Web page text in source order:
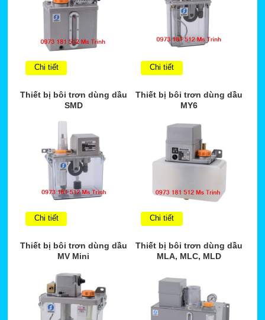
Chi tiết Chi tiết
Thiết bị bôi trơn dùng dầu
SMD
Chi tiết
Thiết bị bôi trơn dùng dầu
MY6
Chi tiết
Thiết bị bôi trơn dùng dầu
MV Mini
Thiết bị bôi trơn dùng dầu
MLA, MLC, MLD